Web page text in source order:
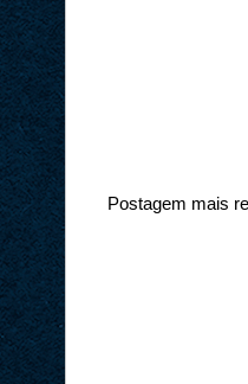
Postagem mais